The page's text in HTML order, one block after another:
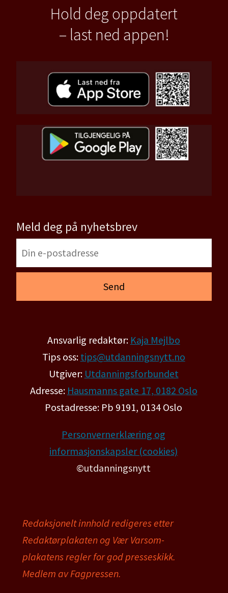
Hold deg oppdatert
– last ned appen!
Meld deg på nyhetsbrev
Ansvarlig redaktør: Kaja Mejlbo
Tips oss: tips@utdanningsnytt.no
Utgiver: Utdanningsforbundet
Adresse: Hausmanns gate 17, 0182 Oslo
Postadresse: Pb 9191, 0134 Oslo
Personvernerklæring og
informasjonskapsler (cookies)
©utdanningsnytt
Redaksjonelt innhold redigeres etter
Redaktørplakaten og Vær Varsom-
plakatens regler for god presseskikk.
Medlem av Fagpressen.